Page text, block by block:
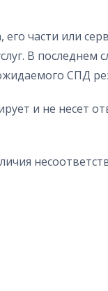
части или
В последнем
СПД
и не несет